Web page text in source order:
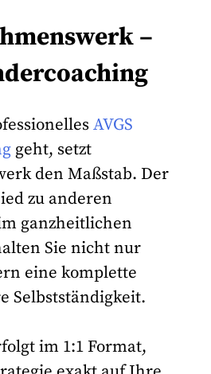
–
AVGS
geht, setzt
den Maßstab. Der
zu anderen
ganzheitlichen
Sie nicht nur
eine komplette
Selbstständigkeit.
im 1:1 Format,